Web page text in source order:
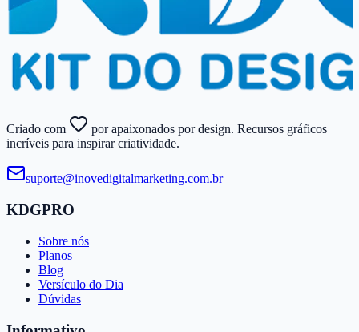
Criado com
por apaixonados por design. Recursos gráficos
incríveis para inspirar criatividade.
suporte@​inovedigitalmarketing.​com.​br
KDGPRO
Sobre nós
Planos
Blog
Versículo do Dia
Dúvidas